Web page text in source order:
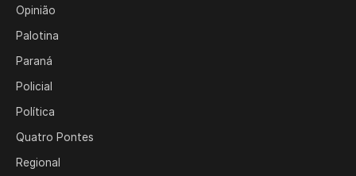
Opinião
Palotina
Paraná
Policial
Política
Quatro Pontes
Regional